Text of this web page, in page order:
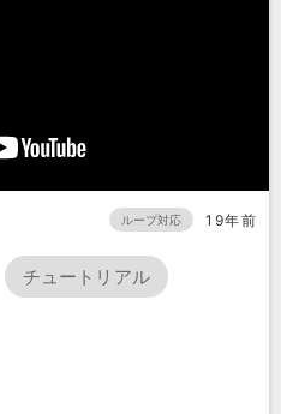
ループ対応 19年前
チュートリアル